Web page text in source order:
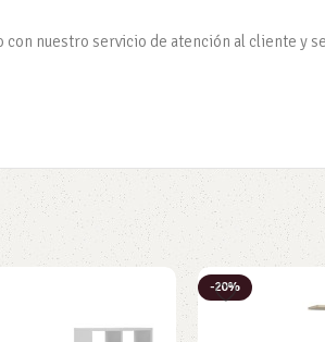
nuestro servicio de atención al cliente y
-20%